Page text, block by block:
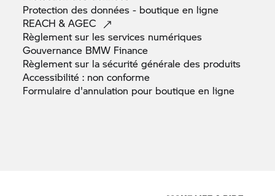
Protection des données - boutique en ligne
REACH &AGEC
Règlement sur les services numériques
Gouvernance BMW Finance
Règlement sur la sécurité générale des produits
Accessibilité : nonconforme
Formulaire d'annulation pour boutique en ligne